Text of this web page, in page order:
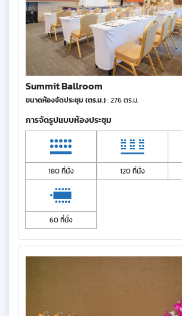
Summit Ballroom
ขนาดห้องจัดประชุม (ตร.ม.): 276 ตร.ม.
การจัดรูปแบบห้องประชุม
180 ที่นั่ง 120 ที่นั่ง
60 ที่นั่ง